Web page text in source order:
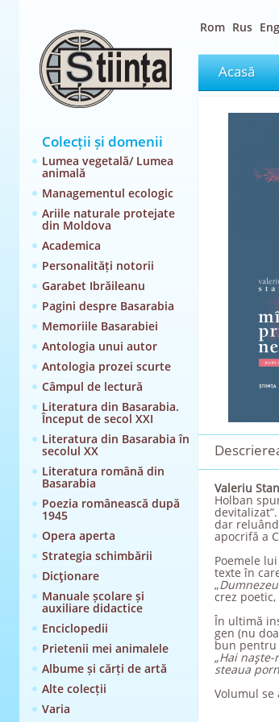
Colecții și domenii
Lumea vegetală/ Lumea
animală
Managementul ecologic
Ariile naturale protejate
din Moldova
Academica
Personalități notorii
Garabet Ibrăileanu
Pagini despre Basarabia
Memoriile Basarabiei
Antologia unui autor
Antologia prozei scurte
Câmpul de lectură
Literatura din Basarabia.
Început de secol XXI
Literatura din Basarabia în
secolul XX
Literatura română din
Basarabia
Poezia românească după
1945
Opera aperta
Strategia schimbării
Dicţionare
Manuale școlare și
auxiliare didactice
Enciclopedii
Prietenii mei animalele
Albume și cărți de artă
Alte colecții
Varia
Rom Rus Eng
Acasă
Valeriu
Holban
dar
apocrifă a
Poemele
texte în
„
crez
În ultimă
gen (nu
bun pentru
„Hai
steaua
Volumul